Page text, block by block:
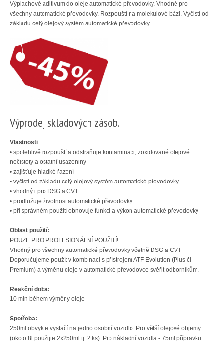
Výplachové aditivum do oleje automatické převodovky. Vhodné pro
všechny automatické převodovky. Rozpouští na molekulové bázi. Vyčistí od
základu celý olejový systém automatické převodovky.
Výprodej skladových zásob.
Vlastnosti
• spolehlivě rozpouští a odstraňuje kontaminaci, zoxidované olejové
nečistoty a ostatní usazeniny
• zajišťuje hladké řazení
• vyčistí od základu celý olejový systém automatické převodovky
• vhodný i pro DSG a CVT
• prodlužuje životnost automatické převodovky
• při správném použití obnovuje funkci a výkon automatické převodovky
Oblast použití:
POUZE PRO PROFESIONÁLNÍ POUŽITÍ!
Vhodný pro všechny automatické převodovky včetně DSG a CVT
Doporučujeme použít v kombinaci s přístrojem ATF Evolution (Plus či
Premium) a výměnu oleje v automatické převodovce svěřit odborníkům.
Reakční doba:
10 min během výměny oleje
Spotřeba:
250ml obvykle vystačí na jedno osobní vozidlo. Pro větší olejové objemy
(okolo 8l použijte 2x250ml tj. 2 ks). Pro nákladní vozidla - 75ml přípravku